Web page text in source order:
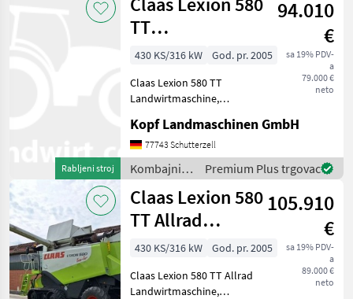
Rabljeni stroj
TT
Landwirtmaschine
Mercedes-Mo
94.010
€
sa 19% PDV-
a
79.000 €
neto
430 KS/316 kW
God. pr. 2005
Claas Lexion 580 TT
Landwirtmaschine,
Trommelstunden (Int.Nr.
17804) AutoContour
Schneidwerksregelung,
Beleuchtung für klappbare
Vorsatzgerät
Kopf Landmaschinen GmbH
77743 Schutterzell
Kombajni /
Claas
Premium Plus trgovac
Claas Lexion 580
TT Allrad
Landwirtmaschine
Merc
105.910
€
sa 19% PDV-
a
89.000 €
neto
430 KS/316 kW
God. pr. 2005
Claas Lexion 580 TT Allrad
Landwirtmaschine,